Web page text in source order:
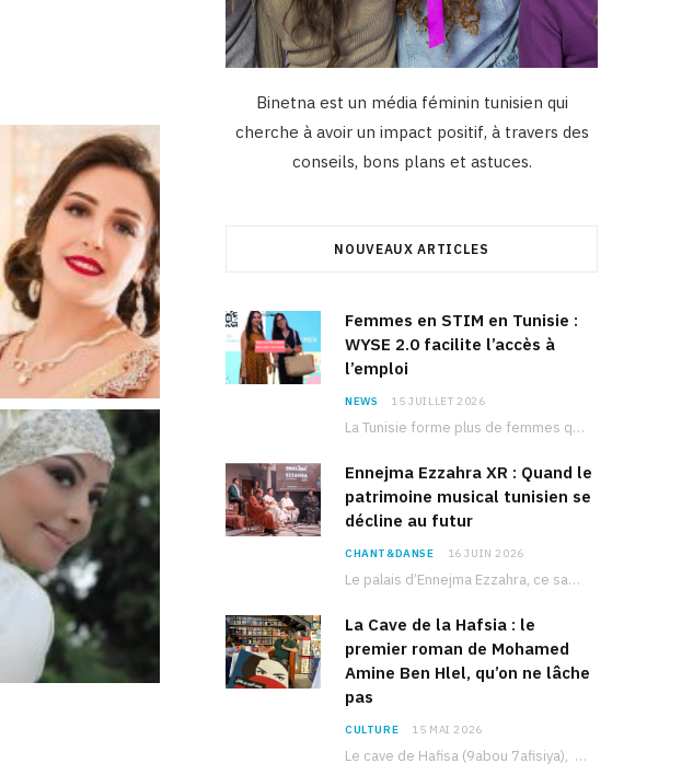
Binetna est un média féminin tunisien qui
cherche à avoir un impact positif, à travers des
conseils, bons plans et astuces.
NOUVEAUX ARTICLES
Femmes en STIM en Tunisie :
WYSE 2.0 facilite l’accès à
l’emploi
NEWS 15 JUILLET 2026
La Tunisie forme plus de femmes que d’hommes dans les filières scientifiques. Pourtant, pour beaucoup…
Ennejma Ezzahra XR : Quand le
patrimoine musical tunisien se
décline au futur
CHANT&DANSE 16 JUIN 2026
Le palais d’Ennejma Ezzahra, ce sanctuaire de la musique tunisienne et méditerranéenne construit par le…
La Cave de la Hafsia : le
premier roman de Mohamed
Amine Ben Hlel, qu’on ne lâche
pas
CULTURE 15 MAI 2026
Le cave de Hafisa (9abou 7afisiya), premier roman du journaliste tunisien Mohamed Amine Ben Hlel,…